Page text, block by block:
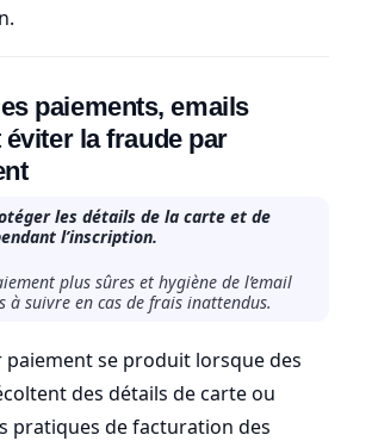
paiements, emails
éviter la fraude par
les détails de la carte et de
l’inscription.
plus sûres et hygiène de l’email
à suivre en cas de frais inattendus.
paiement se produit lorsque des
des détails de carte ou
pratiques de facturation des